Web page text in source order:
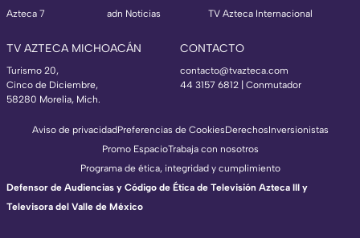
Azteca 7
adn Noticias
TV Azteca Internacional
TV AZTECA MICHOACÁN
Turismo 20,
Cinco de Diciembre,
58280 Morelia, Mich.
CONTACTO
contacto@tvazteca.com
44 3157 6812 | Conmutador
Aviso de privacidadPreferencias de CookiesDerechosInversionistas
Promo EspacioTrabaja con nosotros
Programa de ética, integridad y cumplimiento
Defensor de Audiencias y Código de Ética de Televisión Azteca III y
Televisora del Valle de México